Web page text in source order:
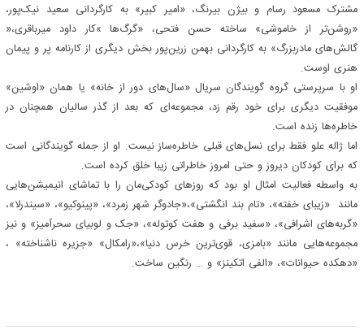
مشترک مسعود رسام و بیژن بیرنگ، «امیر کبیر» به کارگردانی سعید نیک‌پور،
«روشن‌تر از خاموشی» ساخته حسن فتحی، «گرگ‌ها »کار داود میرباقری،«
گالش‌های مادربزرگ» به کارگردانی بهمن زرین‌پور بخش دیگری از کارنامه پر و پیمان
هنری اوست.
او با سرپرستی گروه گویندگان سریال «سال‌های دور از خانه» یا همان «اوشین»
موفقیت دیگری برای خود رقم زد، مجموعه‌ای که بعد از گذر سالیان همچنان در
خاطره‌ها زنده است.
اما ژاله علو فقط برای نسل‌های قبلی خاطره‌ساز نیست. او از جمله گویندگانی است
که برای کودکان دیروز و حتی امروز خاطراتی زیبا خلق کرده است.
به واسطه فعالیت امثال او بود که روزهای کودکی‌مان را با تماشای انیمیشن‌هایی
مانند «زیبای خفته»، «تام بند انگشتی»،«جادوگر شهر زمرد»، «پینوکیو»، «سیندرلا»،
«گربه‌های اشرافی»، «سفید برفی و هفت کوتوله»، «جک و لوبیای سحرآمیز» و نیز
مجموعه‌هایی مانند «بامزی، قوی‌ترین خرس دنیا»،«رامکال» «جزیره ناشناخته» ،
«دهکده حیوانات»، «الفی اتکینز» و … رنگین ساخت.